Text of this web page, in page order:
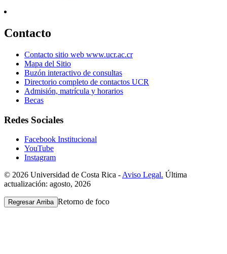
Contacto
Contacto sitio web www.ucr.ac.cr
Mapa del Sitio
Buzón interactivo de consultas
Directorio completo de contactos UCR
Admisión, matrícula y horarios
Becas
Redes Sociales
Facebook Institucional
YouTube
Instagram
© 2026 Universidad de Costa Rica - Aviso Legal. Última
actualización: agosto, 2026
Regresar Arriba Retorno de foco